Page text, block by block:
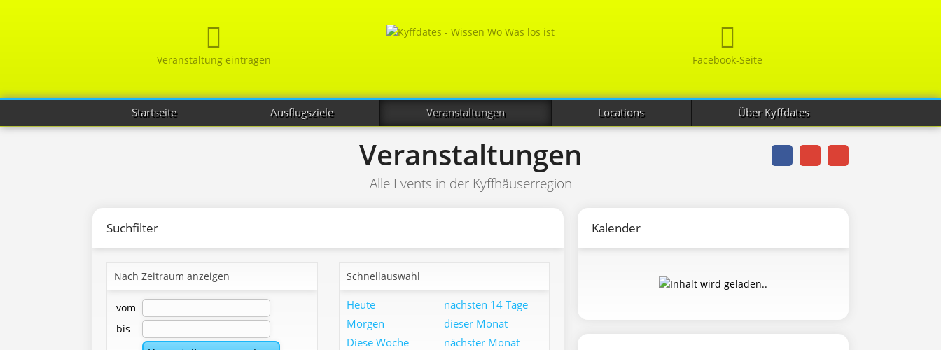
Veranstaltung eintragen Facebook-Seite
Startseite Ausflugsziele Veranstaltungen Locations Über Kyffdates
Veranstaltungen
Alle Events in der Kyffhäuserregion
Suchfilter
Nach Zeitraum anzeigen
vom
bis
Schnellauswahl
Heute
Morgen
Diese Woche
nächsten 14 Tage
dieser Monat
nächster Monat
Kalender